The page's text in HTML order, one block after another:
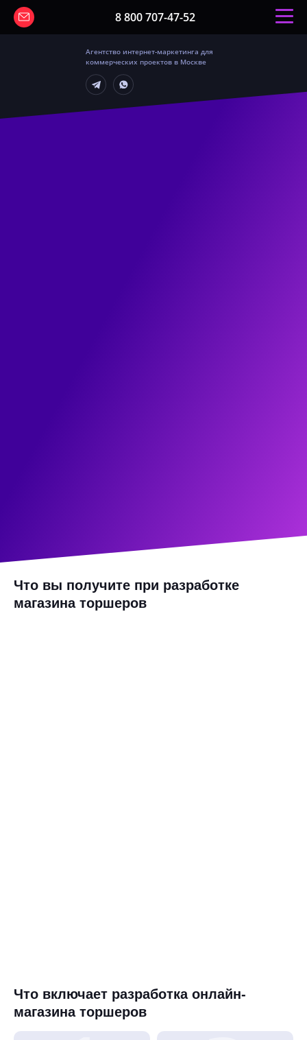
8 800 707-47-52
Агентство интернет-маркетинга для
коммерческих проектов в Москве
Что вы получите при разработке
магазина торшеров
Что включает разработка онлайн-
магазина торшеров